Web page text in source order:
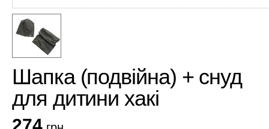
Шапка (подвійна) + снуд
для дитини хакі